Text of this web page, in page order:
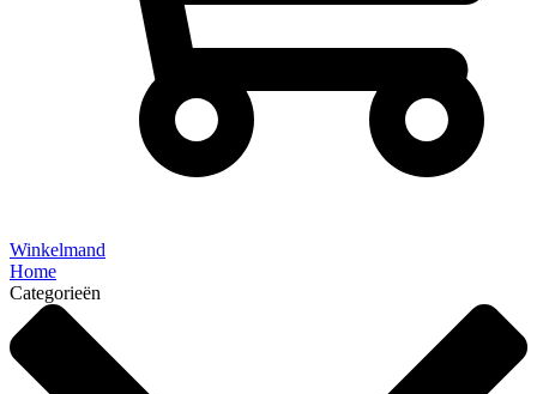
Winkelmand
Home
Categorieën